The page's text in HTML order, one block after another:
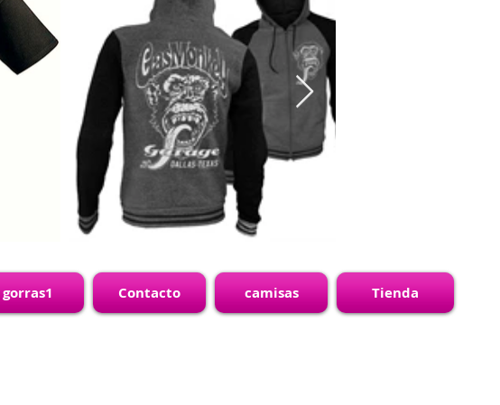
gorras1 Contacto camisas Tienda